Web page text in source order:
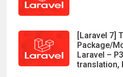
[Laravel 7]
Package/
Laravel –
translation,